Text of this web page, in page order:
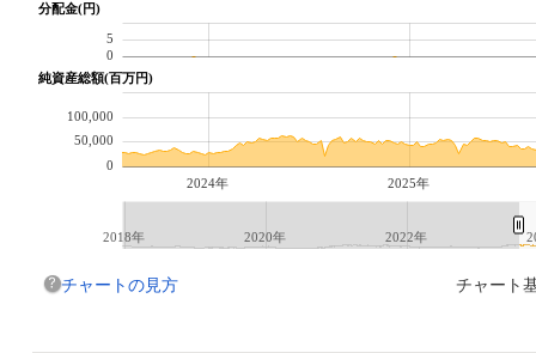
分配金(円)
0
5
純資産総額(百万円)
2024年 2025年
0
50,000
100,000
2018年 2020年 2022年
チャートの見方 チャート